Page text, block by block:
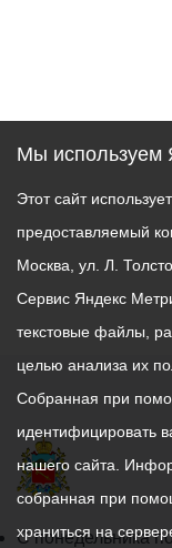
График
С понедельника
Мы используем
Этот сайт
предоставляемый
Москва, ул. Л.
Сервис Яндекс
текстовые файлы,
целью анализа их
Собранная при
идентифицировать
нашего сайта.
собранная при
храниться на